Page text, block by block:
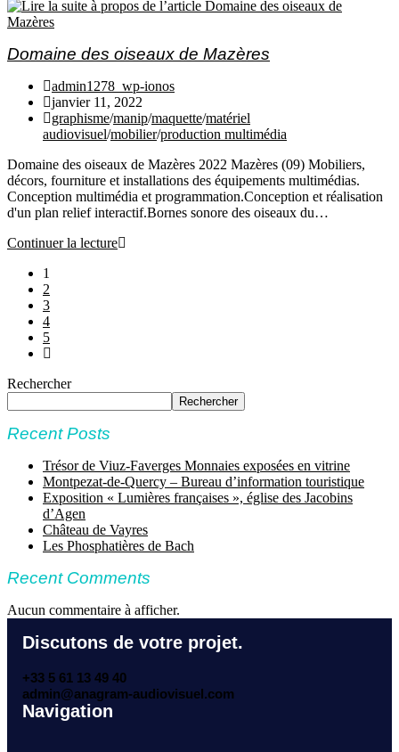
Domaine des oiseaux de Mazères
admin1278_wp-ionos
janvier 11, 2022
graphisme/manip/maquette/matériel
audiovisuel/mobilier/production multimédia
Domaine des oiseaux de Mazères 2022 Mazères (09) Mobiliers,
décors, fourniture et installations des équipements multimédias.
Conception multimédia et programmation.Conception et réalisation
d'un plan relief interactif.Bornes sonore des oiseaux du…
Continuer la lecture
1
2
3
4
5
Rechercher
Rechercher
Recent Posts
Trésor de Viuz-Faverges Monnaies exposées en vitrine
Montpezat-de-Quercy – Bureau d’information touristique
Exposition « Lumières françaises », église des Jacobins
d’Agen
Château de Vayres
Les Phosphatières de Bach
Recent Comments
Aucun commentaire à afficher.
Discutons de votre projet.
+33 5 61 13 49 40
admin@anagram-audiovisuel.com
Navigation